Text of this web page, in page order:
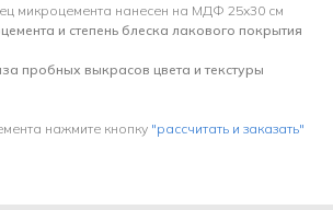
микроцемента нанесен на МДФ 25х30 см
и степень блеска лакового покрытия
пробных выкрасов цвета и текстуры
нажмите кнопку "рассчитать и заказать"